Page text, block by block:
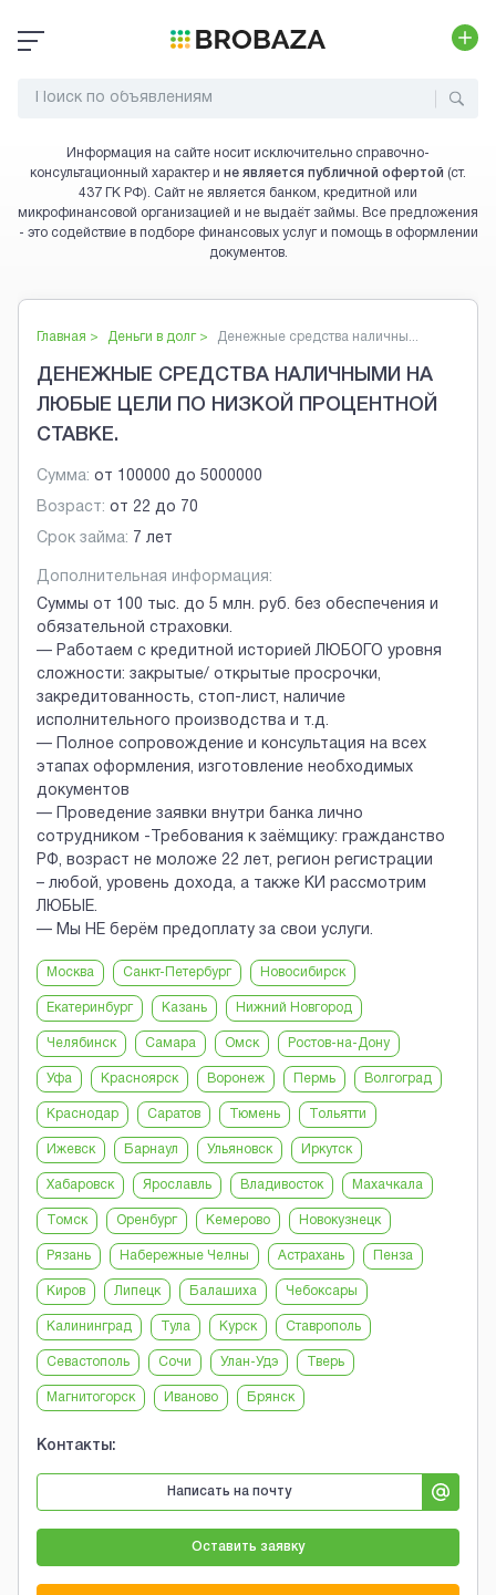
Информация на сайте носит исключительно справочно-
консультационный характер и не является публичной офертой (ст.
437 ГК РФ). Сайт не является банком, кредитной или
микрофинансовой организацией и не выдаёт займы. Все предложения
- это содействие в подборе финансовых услуг и помощь в оформлении
документов.
Главная > Деньги в долг> Денежные средства наличны...
ДЕНЕЖНЫЕ СРЕДСТВА НАЛИЧНЫМИ НА
ЛЮБЫЕ ЦЕЛИ ПО НИЗКОЙ ПРОЦЕНТНОЙ
СТАВКЕ.
Сумма: от 100000 до 5000000
Возраст: от 22 до 70
Срок займа: 7 лет
Дополнительная информация:
Суммы от 100 тыс. до 5 млн. руб. без обеспечения и
обязательной страховки.
— Работаем с кредитной историей ЛЮБОГО уровня
сложности: закрытые/ открытые просрочки,
закредитованность, стоп-лист, наличие
исполнительного производства и т.д.
— Полное сопровождение и консультация на всех
этапах оформления, изготовление необходимых
документов
— Проведение заявки внутри банка лично
сотрудником -Требования к заёмщику: гражданство
РФ, возраст не моложе 22 лет, регион регистрации
– любой, уровень дохода, а также КИ рассмотрим
ЛЮБЫЕ.
— Мы НЕ берём предоплату за свои услуги.
Москва Санкт-Петербург Новосибирск
Екатеринбург Казань Нижний Новгород
Челябинск Самара Омск Ростов-на-Дону
Уфа Красноярск Воронеж Пермь Волгоград
Краснодар Саратов Тюмень Тольятти
Ижевск Барнаул Ульяновск Иркутск
Хабаровск Ярославль Владивосток Махачкала
Томск Оренбург Кемерово Новокузнецк
Рязань Набережные Челны Астрахань Пенза
Киров Липецк Балашиха Чебоксары
Калининград Тула Курск Ставрополь
Севастополь Сочи Улан-Удэ Тверь
Магнитогорск Иваново Брянск
Контакты:
Написать на почту
Оставить заявку